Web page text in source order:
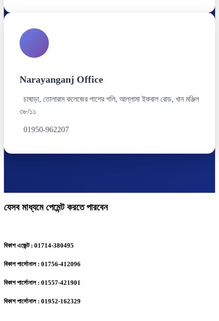
Narayanganj Office
চাষাড়া, তোলারাম কলেজের পাশের গলি, আল্লামা ইকবাল রোড, খান মঞ্জিল
৩৮/১১
01950-962207
যেসব মাধ্যমে পেমেন্ট করতে পারবেন
বিকাশ এজেন্ট : 01714-380495
বিকাশ পার্সোনাল : 01756-412096
বিকাশ পার্সোনাল : 01557-421901
বিকাশ পার্সোনাল : 01952-162329